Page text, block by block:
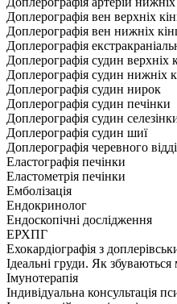
Доплерографія вен верхніх
Доплерографія вен нижніх
Доплерографія
Доплерографія судин верхніх
Доплерографія судин нижніх
Доплерографія судин нирок
Доплерографія судин печінки
Доплерографія судин
Доплерографія судин шиї
Доплерографія черевного
Еластографія печінки
Еластометрія печінки
Емболізація
Ендокринолог
Ендоскопічні дослідження
ЕРХПГ
Ехокардіографія з
Ідеальні груди. Як збуваються
Імунотерапія
Індивідуальна консультація